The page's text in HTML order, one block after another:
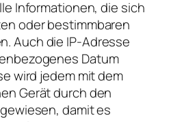
Informationen, die sich
oder bestimmbaren
Auch die IP-Adresse
Datum
wird jedem mit dem
Gerät durch den
damit es